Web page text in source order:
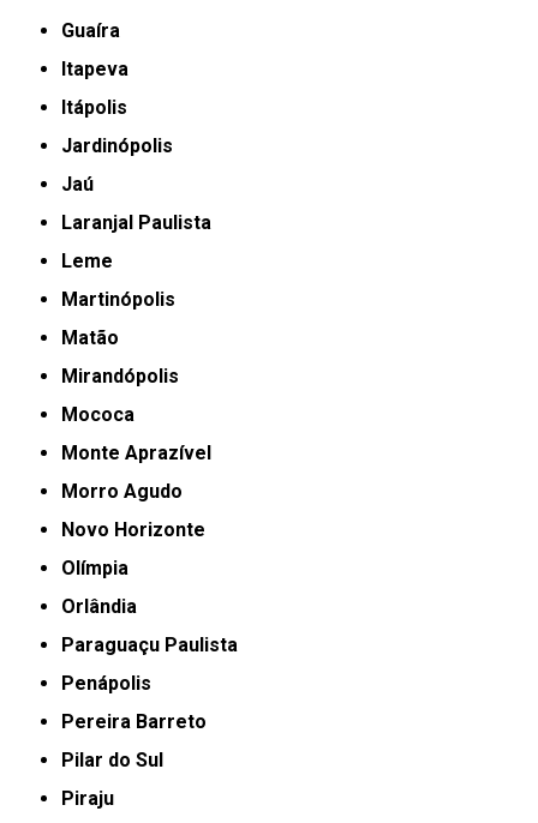
Guaíra
Itapeva
Itápolis
Jardinópolis
Jaú
Laranjal Paulista
Leme
Martinópolis
Matão
Mirandópolis
Mococa
Monte Aprazível
Morro Agudo
Novo Horizonte
Olímpia
Orlândia
Paraguaçu Paulista
Penápolis
Pereira Barreto
Pilar do Sul
Piraju